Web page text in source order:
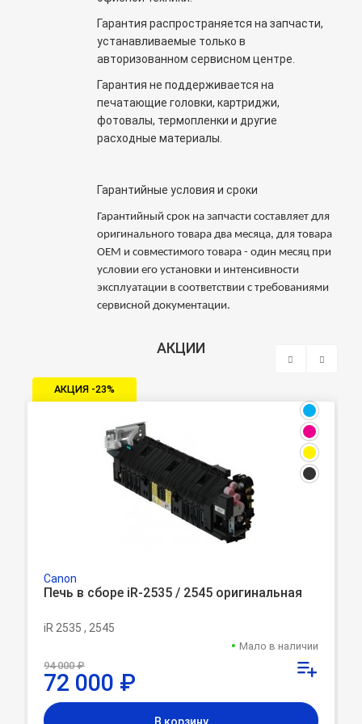
Гарантия распространяется на запчасти,
устанавливаемые только в
авторизованном сервисном центре.
Гарантия не поддерживается на
печатающие головки, картриджи,
фотовалы, термопленки и другие
расходные материалы.
Гарантийные условия и сроки
Гарантийный срок на запчасти составляет для
оригинального товара два месяца, для товара
OEM и совместимого товара - один месяц при
условии его установки и интенсивности
эксплуатации в соответствии с требованиями
сервисной документации.
АКЦИИ
АКЦИЯ -23%
Canon
Печь в сборе iR-2535 / 2545 оригинальная
iR 2535 , 2545
Мало в наличии
94 000 ₽
72 000 ₽
В корзину